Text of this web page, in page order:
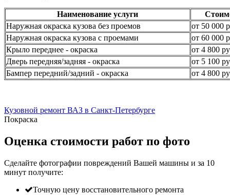
Наименование услуги
Наружная окраска кузова без проемов
от 50 000
Наружная окраска кузова с проемами
от 60 000
Крыло переднее - окраска
от 4 800
Дверь передняя/задняя - окраска
от 5 100
Бампер передний/задний - окраска
от 4 800
Кузовной ремонт ВАЗ в Санкт-Петербурге
Покраска
Оценка стоимости работ по фото
Сделайте фотографии повреждений Вашей машины и за 10
минут получите:
Точную цену восстановительного ремонта